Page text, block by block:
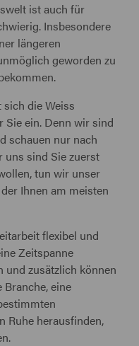
ist auch für
Insbesondere
längeren
geworden zu
die Weiss
Sie ein. Denn wir sind
schauen nur nach
uns sind Sie zuerst
tun wir unser
Ihnen am meisten
flexibel und
Zeitspanne
und zusätzlich können
eine
Ruhe herausfinden,